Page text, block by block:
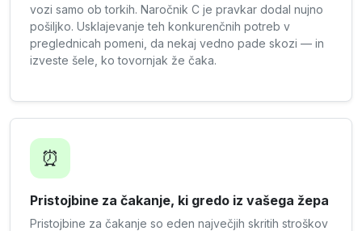
vozi samo ob torkih. Naročnik C je pravkar dodal nujno
pošiljko. Usklajevanje teh konkurenčnih potreb v
preglednicah pomeni, da nekaj vedno pade skozi — in
izveste šele, ko tovornjak že čaka.
⏰
Pristojbine za čakanje, ki gredo iz vašega žepa
Pristojbine za čakanje so eden največjih skritih stroškov